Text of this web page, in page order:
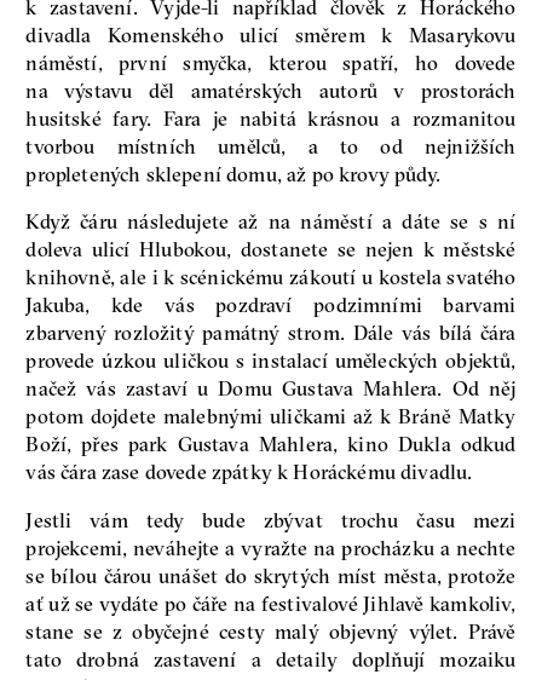
k zastavení. Vyjde-li například člověk z Horáckého
divadla Komenského ulicí směrem k Masarykovu
náměstí, první smyčka, kterou spatří, ho dovede
na výstavu děl amatérských autorů v prostorách
husitské fary. Fara je nabitá krásnou a rozmanitou
tvorbou místních umělců, a to od nejnižších
propletených sklepení domu, až po krovy půdy.
Když čáru následujete až na náměstí a dáte se s ní
doleva ulicí Hlubokou, dostanete se nejen k městské
knihovně, ale i k scénickému zákoutí u kostela svatého
Jakuba, kde vás pozdraví podzimními barvami
zbarvený rozložitý památný strom. Dále vás bílá čára
provede úzkou uličkou s instalací uměleckých objektů,
načež vás zastaví u Domu Gustava Mahlera. Od něj
potom dojdete malebnými uličkami až k Bráně Matky
Boží, přes park Gustava Mahlera, kino Dukla odkud
vás čára zase dovede zpátky k Horáckému divadlu.
Jestli vám tedy bude zbývat trochu času mezi
projekcemi, neváhejte a vyražte na procházku a nechte
se bílou čárou unášet do skrytých míst města, protože
ať už se vydáte po čáře na festivalové Jihlavě kamkoliv,
stane se z obyčejné cesty malý objevný výlet. Právě
tato drobná zastavení a detaily doplňují mozaiku